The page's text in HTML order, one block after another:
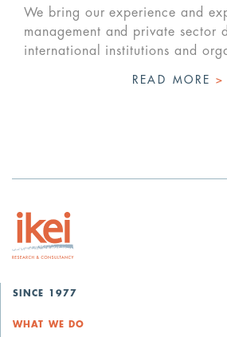
We bring our experience and
management and private sector
international institutions and
READ MORE>
SINCE 1977
WHAT WE DO